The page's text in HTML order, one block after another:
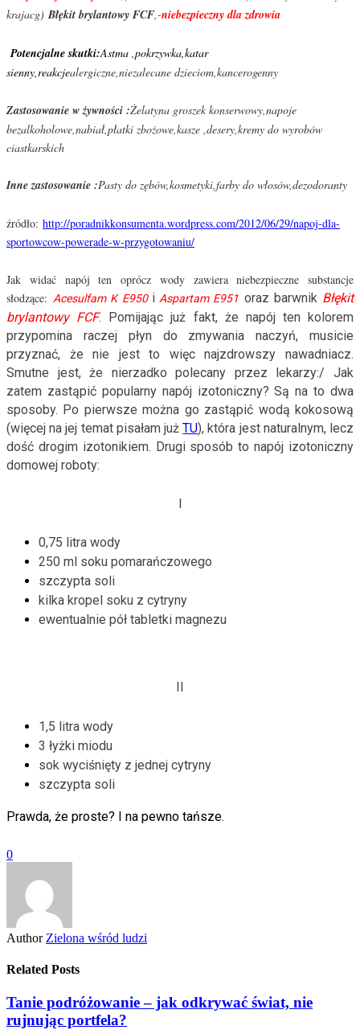
krajacg)Błękit brylantowy FCF,-niebezpieczny dla zdrowia
Potencjalne skutki:Astma ,pokrzywka,katar
sienny,reakcjealergiczne,niezalecane dzieciom,kancerogenny
Zastosowanie w żywności :Żelatyna groszek konserwowy,napoje
bezalkoholowe,nabiał,płatki zbożowe,kasze ,desery,kremy do wyrobów
ciastkarskich
Inne zastosowanie :Pasty do zębów,kosmetyki,farby do włosów,dezodoranty
źródło: http://poradnikkonsumenta.wordpress.com/2012/06/29/napoj-dla-
sportowcow-powerade-w-przygotowaniu/
Jak widać napój ten oprócz wody zawiera niebezpieczne substancje
słodzące:Acesulfam K E950 i Aspartam E951 oraz barwnik Błękit
brylantowy FCF. Pomijając już fakt, że napój ten kolorem
przypomina raczej płyn do zmywania naczyń, musicie
przyznać, że nie jest to więc najzdrowszy nawadniacz.
Smutne jest, że nierzadko polecany przez lekarzy:/ Jak
zatem zastąpić popularny napój izotoniczny? Są na to dwa
sposoby. Po pierwsze można go zastąpić wodą kokosową
(więcej na jej temat pisałam jużTU), która jest naturalnym, lecz
dość drogim izotonikiem. Drugi sposób to napój izotoniczny
domowej roboty:
I
0,75 litra wody
250 ml soku pomarańczowego
szczypta soli
kilka kropel soku z cytryny
ewentualnie pół tabletki magnezu
1,5 litra wody
3 łyżki miodu
sok wyciśnięty z jednej cytryny
szczypta soli
Prawda, że proste? I na pewno tańsze.
0
Author Zielona wśród ludzi
Related Posts
Tanie podróżowanie – jak odkrywać świat, nie
rujnując portfela?